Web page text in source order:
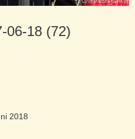
06-18 (72)
2018